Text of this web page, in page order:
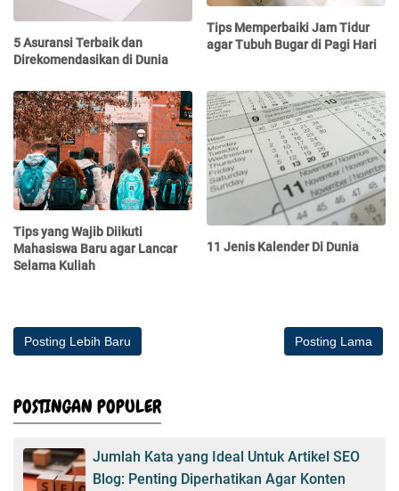
5 Asuransi Terbaik dan
Direkomendasikan di Dunia
Tips Memperbaiki Jam Tidur
agar Tubuh Bugar di Pagi Hari
Tips yang Wajib Diikuti
Mahasiswa Baru agar Lancar
Selama Kuliah
11 Jenis Kalender Di Dunia
Posting Lebih Baru Posting Lama
POSTINGAN POPULER
Jumlah Kata yang Ideal Untuk Artikel SEO
Blog: Penting Diperhatikan Agar Konten